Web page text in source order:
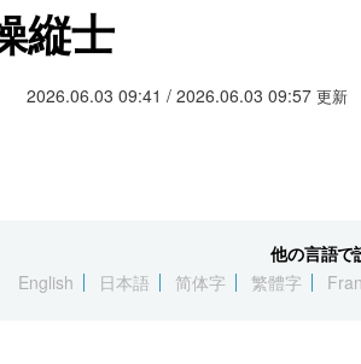
縦士
2026.06.03 09:41 / 2026.06.03 09:57 更新
他の言語で
English
日本語 简体字 繁體字